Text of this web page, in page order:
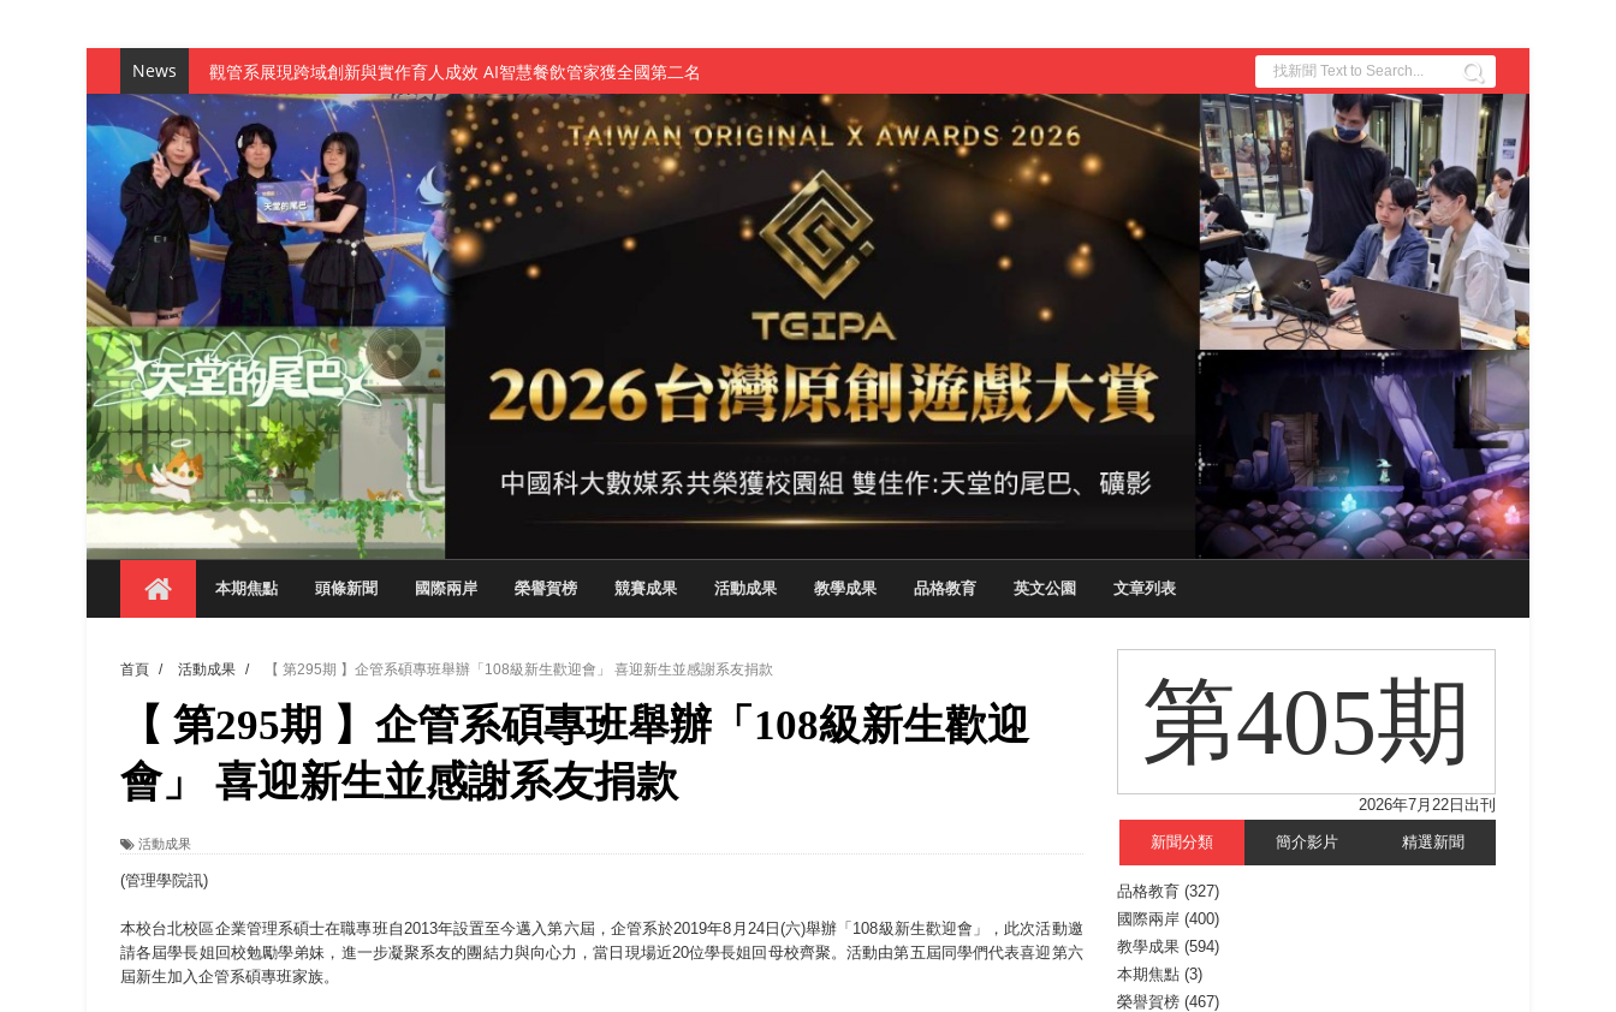
News
觀管系展現跨域創新與實作育人成效 AI智慧餐飲管家獲全國第二名
學務處舉辦「董事長『聊』心室」 上官董事長與青年學子溫馨對談 傳遞品格與智慧力量
成人之美成就學生夢想 菁英學程陪伴財金系學生蛻變成金融新星
金曲陣容強勢進駐！中國科大原民音樂成果展 燃爆傳統與現代
數媒系《天堂的尾巴》、《礦影》勇奪台灣原創遊戲大賞雙佳作
師生攜手磨練一個月！觀管系榮獲天籟盃全國大專廣播詞競賽英文組佳作
一銀彭仁主中國科大開講 解密AI時代的金融轉型與數位正義
通識教育中心主辦「114學年度AI英文自我介紹比賽」成績出爐
數據後的溫度：財金系傑出校友共議「人文素養」 點亮智慧金融時代的跨域新局
森城建設股份有限公司捐贈 嘉惠行管系莘莘學子
產學合作新里程！財金系師生參訪中租控股 探索金融實習優勢
英文公園 315期
【 第404期 】影視系榮獲59屆美國休士頓國際影展最高榮譽白金獎
【 第404期 】你抓得到我嗎？數媒系VR新創遊戲抱回金點新秀獎
【 第404期 】探索空間設計解方 室設系學子於 2026 TSID 提出具體舊建築再利用提案
【 第404期 】從創意到實踐 數媒系學生於技專校院電腦動畫競賽嶄露頭角
【 第404期 】以品格奠基、用領導領航：中國科大雙校區學生會全國賽勇奪佳績
【 第404期 】此夏，向未來！ 中國科大新竹畢典青銀共學、逐夢啟航
領航AI創先例！ 數媒系錄音室獲「杜比全景聲」與「Wwise」雙認證
本期焦點 頭條新聞 國際兩岸 榮譽賀榜 競賽成果 活動成果 教學成果 品格教育 英文公園 文章列表
首頁 / 活動成果 / 【 第295期 】企管系碩專班舉辦「108級新生歡迎會」 喜迎新生並感謝系友捐款
【 第295期 】企管系碩專班舉辦「108級新生歡迎
會」 喜迎新生並感謝系友捐款
活動成果
(管理學院訊)
本校台北校區企業管理系碩士在職專班自2013年設置至今邁入第六屆，企管系於2019年8月24日(六)舉辦「108級新生歡迎會」，此次活動邀
請各屆學長姐回校勉勵學弟妹，進一步凝聚系友的團結力與向心力，當日現場近20位學長姐回母校齊聚。活動由第五屆同學們代表喜迎第六
屆新生加入企管系碩專班家族。
第405期
2026年7月22日出刊
新聞分類 簡介影片 精選新聞
品格教育 (327)
國際兩岸 (400)
教學成果 (594)
本期焦點 (3)
榮譽賀榜 (467)